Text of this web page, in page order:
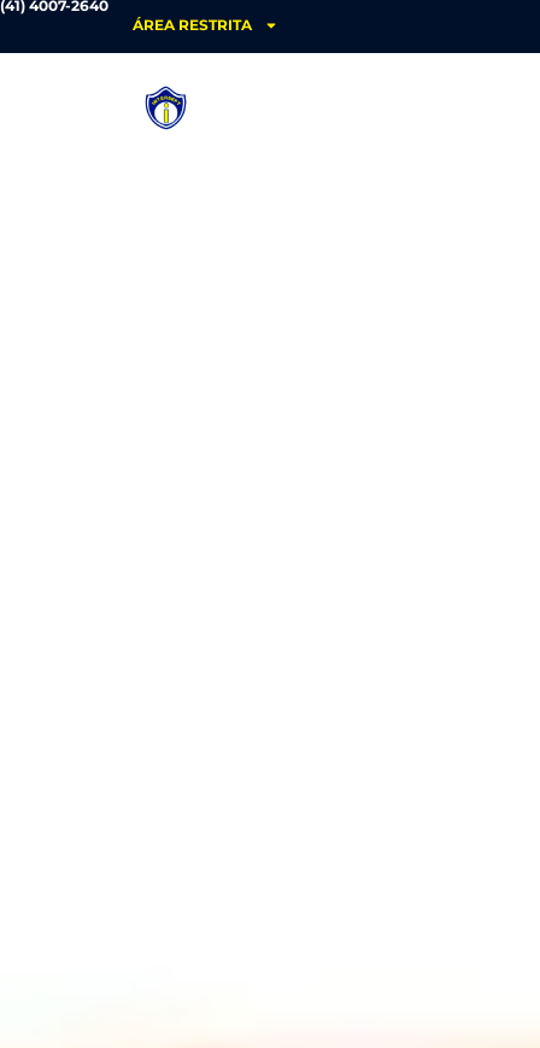
(41) 4007-2640
ÁREA RESTRITA